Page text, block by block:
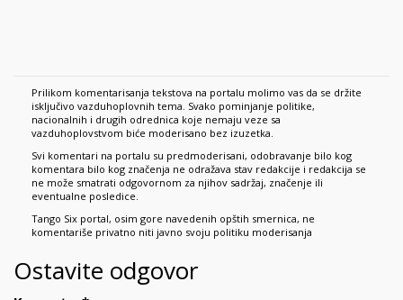
Prilikom komentarisanja tekstova na portalu molimo vas da se držite
isključivo vazduhoplovnih tema. Svako pominjanje politike,
nacionalnih i drugih odrednica koje nemaju veze sa
vazduhoplovstvom biće moderisano bez izuzetka.
Svi komentari na portalu su predmoderisani, odobravanje bilo kog
komentara bilo kog značenja ne odražava stav redakcije i redakcija se
ne može smatrati odgovornom za njihov sadržaj, značenje ili
eventualne posledice.
Tango Six portal, osim gore navedenih opštih smernica, ne
komentariše privatno niti javno svoju politiku moderisanja
Ostavite odgovor